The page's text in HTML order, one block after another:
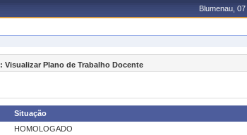
Blumenau,
: Visualizar Plano de Trabalho Docente
Situação
HOMOLOGADO